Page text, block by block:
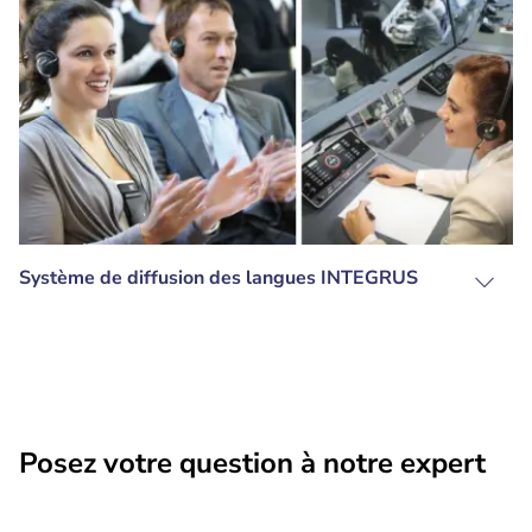
Système de diffusion des langues INTEGRUS
Posez votre question à notre expert